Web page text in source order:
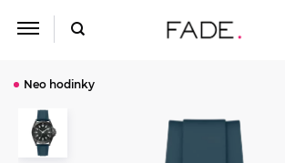
Neo hodinky